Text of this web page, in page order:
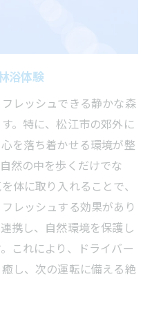
めのリフレッシュ温泉
がドライバーの休憩を
土料理とは
めのランチスポット
品グルメの紹介
ーツを楽しむ
りたい食堂の魅力
ッシュする方法
然保護活動に参加す
浴体験
レッシュできる静かな森
。特に、松江市の郊外に
を落ち着かせる環境が整
然の中を歩くだけでな
体に取り入れることで、
レッシュする効果があり
携し、自然環境を保護し
これにより、ドライバー
し、次の運転に備える絶